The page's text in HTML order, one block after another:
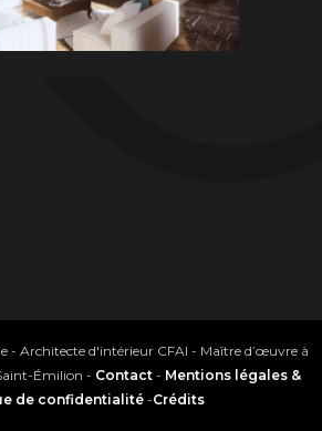
- Architecte d'intérieur CFAI - Maître d’œuvre à
Émilion - Contact- Mentions légales &
de confidentialité-Crédits